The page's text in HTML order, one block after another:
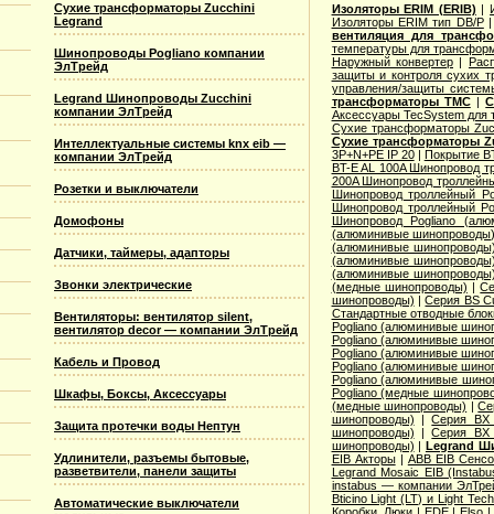
Сухие трансформаторы Zucchini
Legrand
Шинопроводы Pogliano компании
ЭлТрейд
Legrand Шинопроводы Zucchini
компании ЭлТрейд
Интеллектуальные системы knx eib —
компании ЭлТрейд
Розетки и выключатели
Домофоны
Датчики, таймеры, адапторы
Звонки электрические
Вентиляторы: вентилятор silent,
вентилятор decor — компании ЭлТрейд
Кабель и Провод
Шкафы, Боксы, Аксессуары
Защита протечки воды Нептун
Удлинители, разъемы бытовые,
разветвители, панели защиты
Автоматические выключатели
Изоляторы ERIM (ERIB) |
Изоляторы ERIM тип DB/P
вентиляция для
температуры для
Наружный конвертер |
защиты и контроля сухих
управления/защиты
трансформаторы TMC|
Аксессуары TecSystem для
Сухие трансформаторы
Сухие трансформаторы
3P+N+PE IP 20| Покрытие
BT-E AL 100A Шинопровод
200A Шинопровод
Шинопровод троллейный
Шинопровод троллейный
Шинопровод Pogliano
(алюминивые
(алюминивые
(алюминивые
(алюминивые
(медные шинопроводы) |
шинопроводы) |Серия ВS
Стандартные отводные
Pogliano (алюминивые
Pogliano (алюминивые
Pogliano (алюминивые
Pogliano (алюминивые
Pogliano (алюминивые
Pogliano (медные
(медные шинопроводы) |
шинопроводы) |Серия ВХ
шинопроводы) |Серия ВХ
шинопроводы) | Legrand
EIB Акторы| ABB EIB
Legrand Mosaic ЕIB
instabus — компании
Bticino Light (LT) и Light